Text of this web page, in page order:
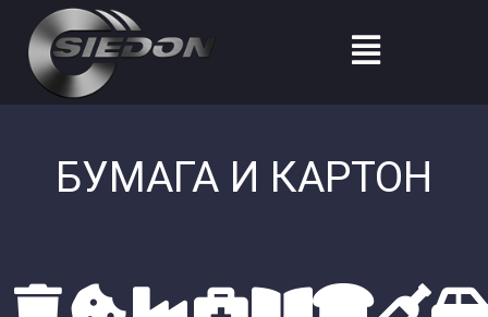
Перейти
содержимому
Меню
БУМАГА И КАРТОН